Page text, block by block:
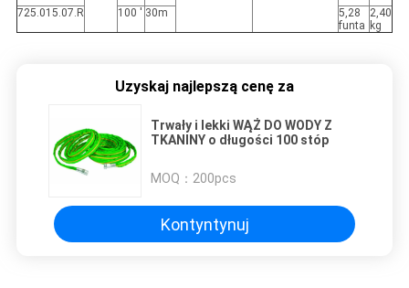
725.015.07.R
100 ' 30m
5,28
funta
2,40
kg
Uzyskaj najlepszą cenę za
Trwały i lekki WĄŻ DO WODY Z
TKANINY o długości 100 stóp
MOQ： 200pcs
Kontyntynuj